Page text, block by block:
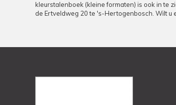
kleurstalenboek (kleine formaten) is ook in te
de Ertveldweg 20 te 's-Hertogenbosch. Wilt u